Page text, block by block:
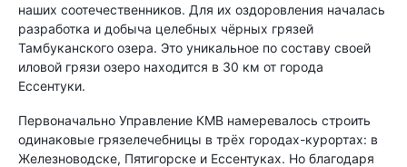
наших соотечественников. Для их оздоровления началась
разработка и добыча целебных чёрных грязей
Тамбуканского озера. Это уникальное по составу своей
иловой грязи озеро находится в 30 км от города
Ессентуки.
Первоначально Управление КМВ намеревалось строить
одинаковые грязелечебницы в трёх городах-курортах: в
Железноводске, Пятигорске и Ессентуках. Но благодаря